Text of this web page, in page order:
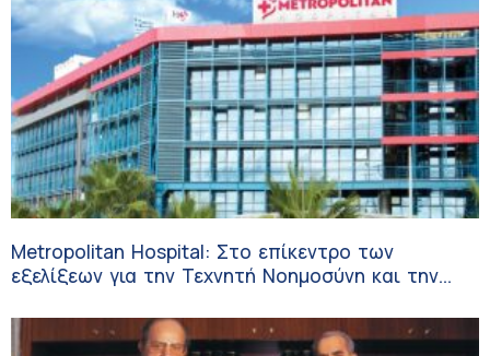
Metropolitan Hospital: Στο επίκεντρο των
εξελίξεων για την Τεχνητή Νοημοσύνη και την